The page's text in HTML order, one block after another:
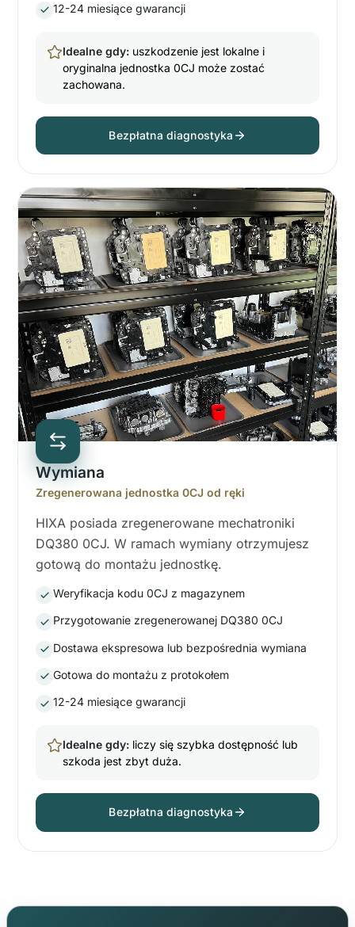
12-24 miesiące gwarancji
Idealne gdy: uszkodzenie jest lokalne i
oryginalna jednostka 0CJ może zostać
zachowana.
Bezpłatna diagnostyka
Wymiana
Zregenerowana jednostka 0CJ od ręki
HIXA posiada zregenerowane mechatroniki
DQ380 0CJ. W ramach wymiany otrzymujesz
gotową do montażu jednostkę.
Weryfikacja kodu 0CJ z magazynem
Przygotowanie zregenerowanej DQ380 0CJ
Dostawa ekspresowa lub bezpośrednia wymiana
Gotowa do montażu z protokołem
12-24 miesiące gwarancji
Idealne gdy: liczy się szybka dostępność lub
szkoda jest zbyt duża.
Bezpłatna diagnostyka